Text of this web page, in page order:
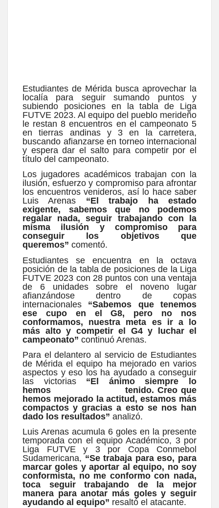
Estudiantes de Mérida busca aprovechar la
localía para seguir sumando puntos y
subiendo posiciones en la tabla de Liga
FUTVE 2023. Al equipo del pueblo merideño
le restan 8 encuentros en el campeonato 5
en tierras andinas y 3 en la carretera,
buscando afianzarse en torneo internacional
y espera dar el salto para competir por el
título del campeonato.
Los jugadores académicos trabajan con la
ilusión, esfuerzo y compromiso para afrontar
los encuentros venideros, así lo hace saber
Luis Arenas “El trabajo ha estado
exigente, sabemos que no podemos
regalar nada, seguir trabajando con la
misma ilusión y compromiso para
conseguir los objetivos que
queremos” comentó.
Estudiantes se encuentra en la octava
posición de la tabla de posiciones de la Liga
FUTVE 2023 con 28 puntos con una ventaja
de 6 unidades sobre el noveno lugar
afianzándose dentro de copas
internacionales “Sabemos que tenemos
ese cupo en el G8, pero no nos
conformamos, nuestra meta es ir a lo
más alto y competir el G4 y luchar el
campeonato” continuó Arenas.
Para el delantero al servicio de Estudiantes
de Mérida el equipo ha mejorado en varios
aspectos y eso los ha ayudado a conseguir
las victorias “El ánimo siempre lo
hemos tenido. Creo que
hemos mejorado la actitud, estamos más
compactos y gracias a esto se nos han
dado los resultados” analizó.
Luis Arenas acumula 6 goles en la presente
temporada con el equipo Académico, 3 por
Liga FUTVE y 3 por Copa Conmebol
Sudamericana, “Se trabaja para eso, para
marcar goles y aportar al equipo, no soy
conformista, no me conformo con nada,
toca seguir trabajando de la mejor
manera para anotar más goles y seguir
ayudando al equipo” resaltó el atacante.